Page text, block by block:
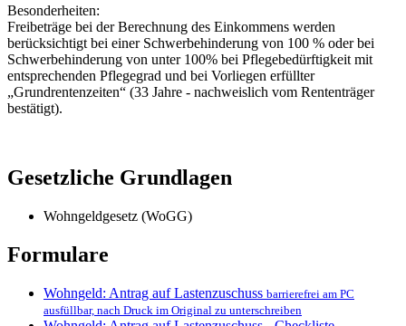
Besonderheiten:
Freibeträge bei der Berechnung des Einkommens werden
berücksichtigt bei einer Schwerbehinderung von 100 % oder bei
Schwerbehinderung von unter 100% bei Pflegebedürftigkeit mit
entsprechenden Pflegegrad und bei Vorliegen erfüllter
„Grundrentenzeiten“ (33 Jahre - nachweislich vom Rententräger
bestätigt).
Gesetzliche Grundlagen
Wohngeldgesetz (WoGG)
Formulare
Wohngeld: Antrag auf Lastenzuschuss barrierefrei am PC
ausfüllbar, nach Druck im Original zu unterschreiben